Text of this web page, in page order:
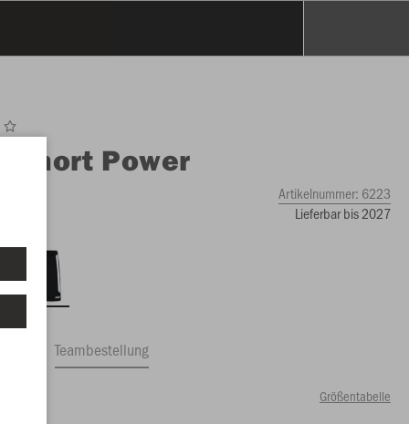
Short Power
Artikelnummer: 6223
Lieferbar bis 2027
Teambestellung
Größentabelle